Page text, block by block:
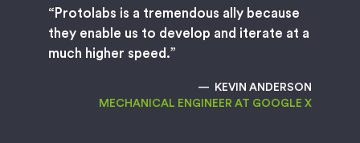
Expertengremium
“Protolabs is a tremendous ally because
they enable us to develop and iterate at a
much higher speed.”
KEVIN ANDERSON
MECHANICAL ENGINEER AT GOOGLE X